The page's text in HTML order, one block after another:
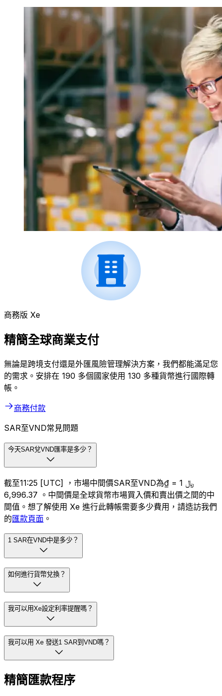
商務版 Xe
精簡全球商業支付
無論是跨境支付還是外匯風險管理解決方案，我們都能滿足您
的需求。安排在 190 多個國家使用 130 多種貨幣進行國際轉
帳。
商務付款
SAR至VND常見問題
今天SAR兌VND匯率是多少？
截至11:25 [UTC] ，市場中間價SAR至VND為﷼ 1 = ₫
6,996.37 。中間價是全球貨幣市場買入價和賣出價之間的中
間值。想了解使用 Xe 進行此轉帳需要多少費用，請造訪我們
的匯款頁面 。
1 SAR在VND中是多少？
如何進行貨幣兌換？
我可以用Xe設定利率提醒嗎？
我可以用 Xe 發送1 SAR到VND嗎？
精簡匯款程序